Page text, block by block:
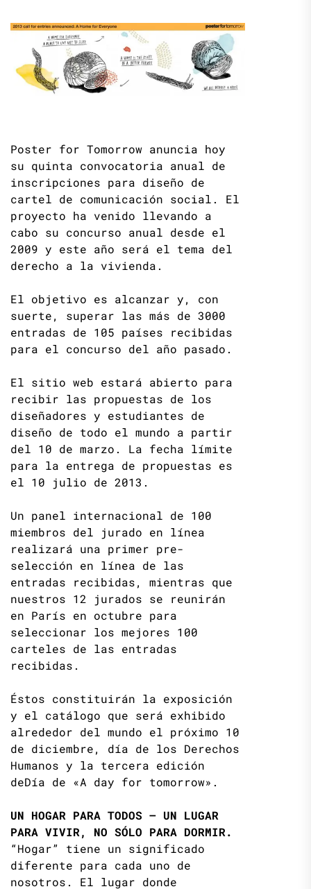
Poster for Tomorrow anuncia hoy
su quinta convocatoria anual de
inscripciones para diseño de
cartel de comunicación social. El
proyecto ha venido llevando a
cabo su concurso anual desde el
2009 y este año será el tema del
derecho a la vivienda.
El objetivo es alcanzar y, con
suerte, superar las más de 3000
entradas de 105 países recibidas
para el concurso del año pasado.
El sitio web estará abierto para
recibir las propuestas de los
diseñadores y estudiantes de
diseño de todo el mundo a partir
del 10 de marzo. La fecha límite
para la entrega de propuestas es
el 10 julio de 2013.
Un panel internacional de 100
miembros del jurado en línea
realizará una primer pre-
selección en línea de las
entradas recibidas, mientras que
nuestros 12 jurados se reunirán
en París en octubre para
seleccionar los mejores 100
carteles de las entradas
recibidas.
Éstos constituirán la exposición
y el catálogo que será exhibido
alrededor del mundo el próximo 10
de diciembre, día de los Derechos
Humanos y la tercera edición
deDía de «A day for tomorrow».
UN HOGAR PARA TODOS – UN LUGAR
PARA VIVIR, NO SÓLO PARA DORMIR.
“Hogar” tiene un significado
diferente para cada uno de
nosotros. El lugar donde